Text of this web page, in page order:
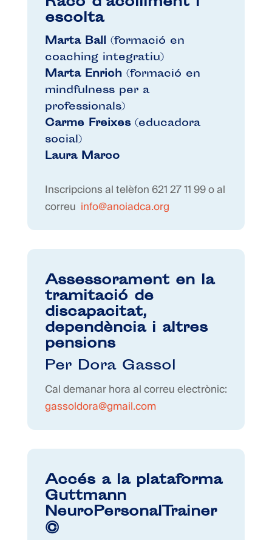
escolta
Marta Ball (formació en
coaching integratiu)
Marta Enrich(formació en
mindfulness per a
professionals)
Carme Freixes(educadora
social)
Laura Marco
Inscripcions al telèfon 621 27 11 99 o al
correu info@anoiadca.org
Assessorament en la
tramitació de
discapacitat,
dependència i altres
pensions
Per Dora Gassol
Cal demanar hora al correu electrònic:
gassoldora@gmail.com
Accés a la plataforma
Guttmann
NeuroPersonalTrainer
©